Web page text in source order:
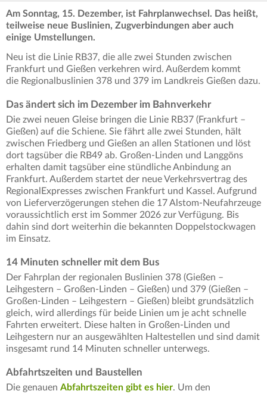
Am Sonntag, 15. Dezember, ist Fahrplanwechsel. Das heißt,
teilweise neue Buslinien, Zugverbindungen aber auch
einige Umstellungen.
Neu ist die Linie RB37, die alle zwei Stunden zwischen
Frankfurt und Gießen verkehren wird. Außerdem kommt
die Regionalbuslinien 378 und 379 im Landkreis Gießen dazu.
Das ändert sich im Dezember im Bahnverkehr
Die zwei neuen Gleise bringen die Linie RB37 (Frankfurt –
Gießen) auf die Schiene. Sie fährt alle zwei Stunden, hält
zwischen Friedberg und Gießen an allen Stationen und löst
dort tagsüber die RB49 ab. Großen-Linden und Langgöns
erhalten damit tagsüber eine stündliche Anbindung an
Frankfurt. Außerdem startet der neue Verkehrsvertrag des
RegionalExpresses zwischen Frankfurt und Kassel. Aufgrund
von Lieferverzögerungen stehen die 17 Alstom-Neufahrzeuge
voraussichtlich erst im Sommer 2026 zur Verfügung. Bis
dahin sind dort weiterhin die bekannten Doppelstockwagen
im Einsatz.
14 Minuten schneller mit dem Bus
Der Fahrplan der regionalen Buslinien 378 (Gießen –
Leihgestern – Großen-Linden – Gießen) und 379 (Gießen –
Großen-Linden – Leihgestern – Gießen) bleibt grundsätzlich
gleich, wird allerdings für beide Linien um je acht schnelle
Fahrten erweitert. Diese halten in Großen-Linden und
Leihgestern nur an ausgewählten Haltestellen und sind damit
insgesamt rund 14 Minuten schneller unterwegs.
Abfahrtszeiten und Baustellen
Die genauen Abfahrtszeiten gibt es hier. Um den